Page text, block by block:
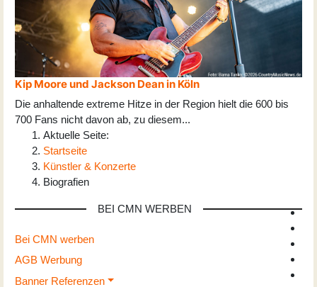
Kip Moore und Jackson Dean in Köln
Die anhaltende extreme Hitze in der Region hielt die 600 bis
700 Fans nicht davon ab, zu diesem...
Aktuelle Seite:
Startseite
Künstler & Konzerte
Biografien
BEI CMN WERBEN
Bei CMN werben
AGB Werbung
Banner Referenzen